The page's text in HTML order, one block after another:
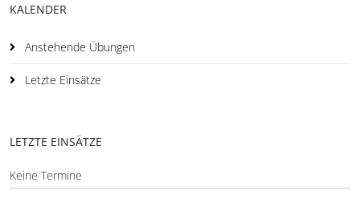
KALENDER
Anstehende Übungen
Letzte Einsätze
LETZTE EINSÄTZE
Keine Termine